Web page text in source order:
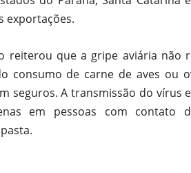
exportações.
reiterou que a gripe aviária não
consumo de carne de aves ou
seguros. A transmissão do vírus
em pessoas com contato